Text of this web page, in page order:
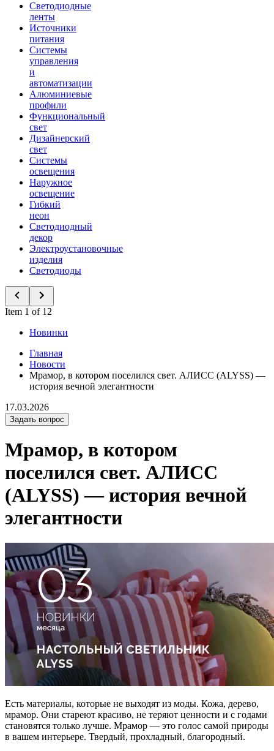
Светодиодные
ленты
Источники
питания
Системы
управления
и
автоматизации
Алюминиевые
профили
Функциональный
свет
Дизайнерский
свет
Системы
освещения
Наружное
освещение
Гибкий
неон
Светодиодный
декор
Электроустановочные
изделия
Светодиоды
Item 1 of 12
Новинки
Главная
Новости
Мрамор, в котором поселился свет. АЛИСС (ALYSS) —
история вечной элегантности
17.03.2026
Задать вопрос
Мрамор, в котором
поселился свет. АЛИСС
(ALYSS) — история вечной
элегантности
Есть материалы, которые не выходят из моды. Кожа, дерево,
мрамор. Они стареют красиво, не теряют ценности и с годами
становятся только лучше. Мрамор — это голос самой природы
в вашем интерьере. Твердый, прохладный, благородный.